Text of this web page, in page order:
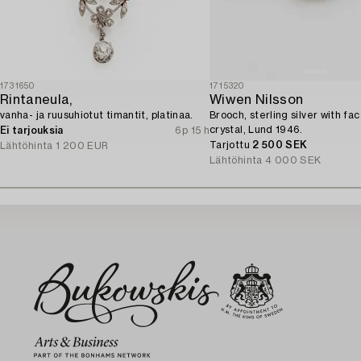
1731650
Rintaneula,
vanha- ja ruusuhiotut timantit, platinaa.
Ei tarjouksia
6p 15 h
Lähtöhinta 1 200 EUR
1715320
Wiwen Nilsson
Brooch, sterling silver with
crystal, Lund 1946.
Tarjottu 2 500 SEK
Lähtöhinta 4 000 SEK